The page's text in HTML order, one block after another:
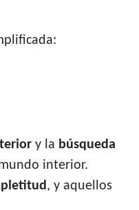
y la búsqueda
interior.
, y aquellos